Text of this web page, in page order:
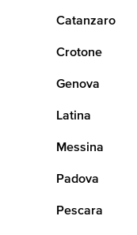
Catanzaro
Crotone
Genova
Latina
Messina
Padova
Pescara